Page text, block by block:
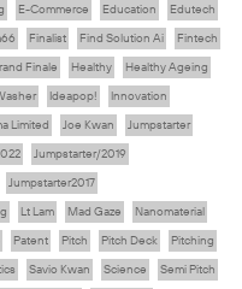
E-Commerce Education
Edutech
Finalist Find Solution Ai
Fintech
Finale Healthy
Healthy Ageing
Ideapop!
Innovation
Limited Joe Kwan
Jumpstarter
Jumpstarter/2019
Jumpstarter2017
Lt Lam Mad Gaze
Nanomaterial
Patent Pitch Pitch Deck
Pitching
Savio Kwan Science
Semi Pitch